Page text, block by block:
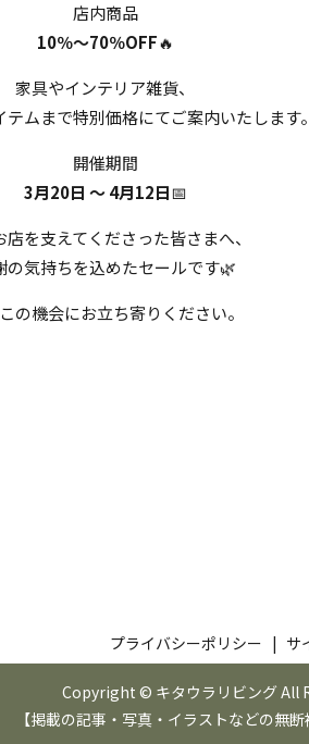
店内商品
10％〜70％OFF🔥
家具やインテリア雑貨、
ムまで特別価格にてご案内いたします。
開催期間
3月20日 〜 4月12日📅
店を支えてくださった皆さまへ、
の気持ちを込めたセールです🌿
の機会にお立ち寄りください。
プライバシーポリシー サ
Copyright © キタウラリビング All
【掲載の記事・写真・イラストなどの無